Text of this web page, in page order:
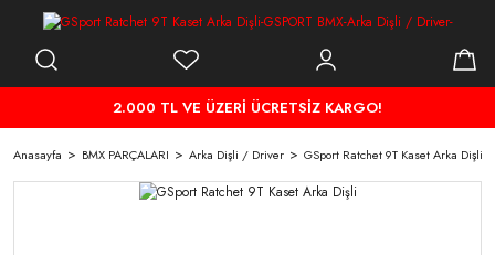
2.000 TL VE ÜZERİ ÜCRETSİZ KARGO!
Anasayfa BMX PARÇALARI Arka Dişli / Driver GSport Ratchet 9T Kaset Arka Dişli